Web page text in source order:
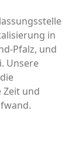
in
Pfalz, und
Unsere
Zeit und